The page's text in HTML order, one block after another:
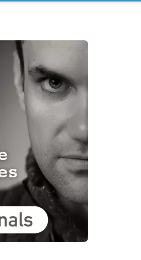
Read about our content policies
Cancel